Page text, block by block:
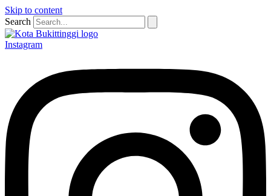
Skip to content
Search
Instagram